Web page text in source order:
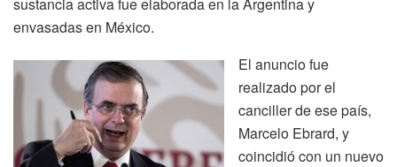
envasadas en México.
El anuncio fue
realizado por el
canciller de ese país,
Marcelo Ebrard, y
coincidió con un nuevo